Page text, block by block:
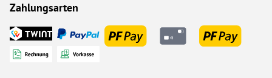
Zahlungsarten